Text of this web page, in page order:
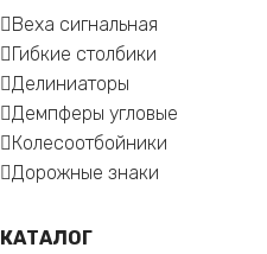
Веха сигнальная
Гибкие столбики
Делиниаторы
Демпферы угловые
Колесоотбойники
Дорожные знаки
КАТАЛОГ